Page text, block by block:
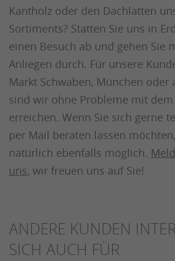
Kantholz oder den Dachlatten
Sortiments? Statten Sie uns in
einen Besuch ab und gehen Sie
Anliegen durch. Für unsere
Markt Schwaben, München oder
sind wir ohne Probleme mit dem
erreichen. Wenn Sie sich gerne
per Mail beraten lassen
natürlich ebenfalls möglich.
uns, wir freuen uns auf Sie!
ANDERE KUNDEN
SICH AUCH FÜR